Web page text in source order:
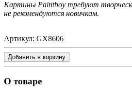
Картины Paintboy требуют
не рекомендуются новичкам.
Артикул: GX8606
Добавить в корзину
О товаре